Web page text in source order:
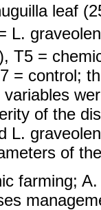
leaf
L.
T5 =
= control;
of the
L.
of
farming;